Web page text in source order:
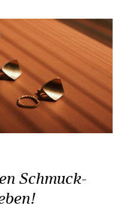
Schmuck-